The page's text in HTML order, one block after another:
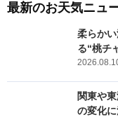
最新のお天気ニュ
柔らか
る“桃チ
関東や
の変化